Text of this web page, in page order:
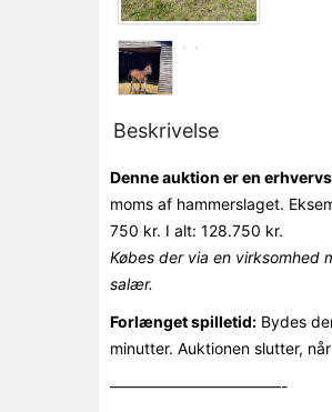
Beskrivelse
Denne auktion er en
moms af hammerslaget.
750 kr. I alt: 128.750 kr.
Købes der via en virksomhed
salær.
Forlænget spilletid:Bydes
minutter. Auktionen slutter,
———————————-